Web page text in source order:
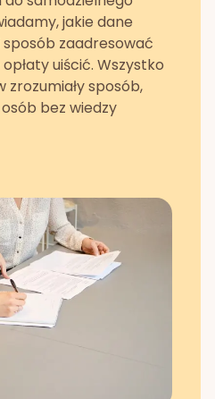
jakie dane
sposób zaadresować
uiścić. Wszystko
sposób,
bez wiedzy